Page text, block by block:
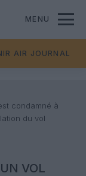
MENU
AIR JOURNAL
condamné à
du vol
VOL